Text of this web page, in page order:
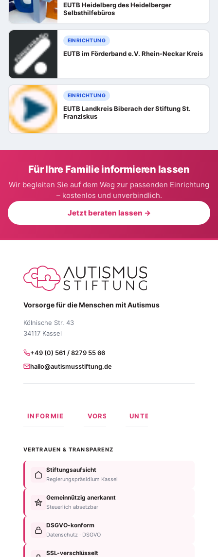
EUTB Heidelberg des Heidelberger
Selbsthilfebüros
EINRICHTUNG
EUTB im Förderband e.V. Rhein-Neckar Kreis
EINRICHTUNG
EUTB Landkreis Biberach der Stiftung St.
Franziskus
Für Ihre Familie informieren lassen
Wir begleiten Sie auf dem Weg zur passenden Einrichtung
– kostenlos und unverbindlich.
Jetzt beraten lassen →
Vorsorge für die Menschen mit Autismus
Kölnische Str. 43
34117 Kassel
+49 (0) 561 / 8279 55 66
hallo@autismusstiftung.de
INFORMIEREN
Formen
Autismus
Anzeichen
Diagnose
Betroffene
VORSORGEN
Behindertentestament
Im
Testament
Nachlassplanung
Zustiftung
Kind
absichern
UNTERSTÜTZEN
VERTRAUEN & TRANSPARENZ
Stiftungsaufsicht
Regierungspräsidium Kassel
Gemeinnützig anerkannt
Steuerlich absetzbar
DSGVO-konform
Datenschutz · DSGVO
SSL-verschlüsselt